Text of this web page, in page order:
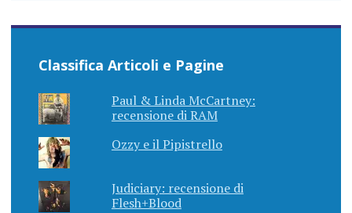
Classifica Articoli e Pagine
Paul & Linda McCartney:
recensione di RAM
Ozzy e il Pipistrello
Judiciary: recensione di
Flesh+Blood